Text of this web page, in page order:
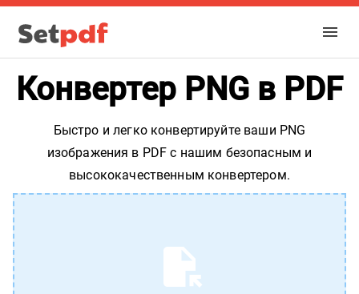
Конвертер PNG в PDF
Быстро и легко конвертируйте ваши PNG
изображения в PDF с нашим безопасным и
высококачественным конвертером.